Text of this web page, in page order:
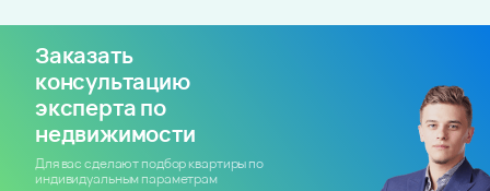
Заказать
консультацию
эксперта по
недвижимости
Для вас сделают подбор квартиры по
индивидуальным параметрам